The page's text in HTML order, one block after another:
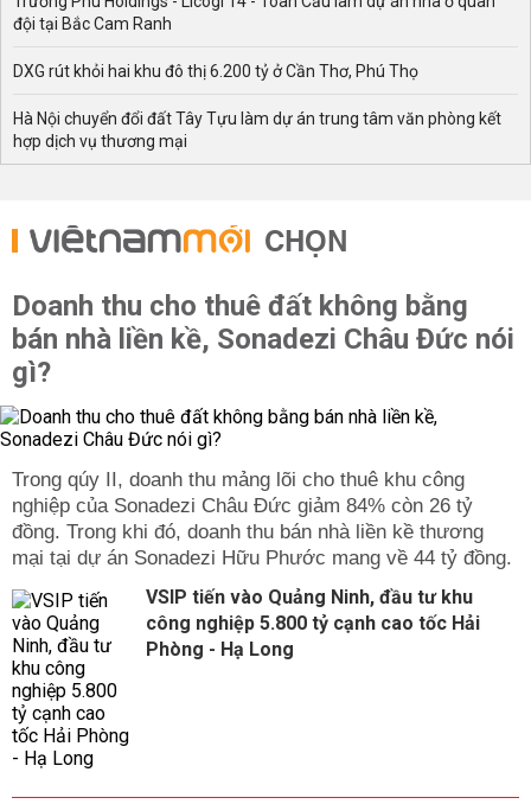
đội tại Bắc Cam Ranh
DXG rút khỏi hai khu đô thị 6.200 tỷ ở Cần Thơ, Phú Thọ
Hà Nội chuyển đổi đất Tây Tựu làm dự án trung tâm văn phòng kết
hợp dịch vụ thương mại
CHỌN
Doanh thu cho thuê đất không bằng
bán nhà liền kề, Sonadezi Châu Đức nói
gì?
Trong qúy II, doanh thu mảng lõi cho thuê khu công
nghiệp của Sonadezi Châu Đức giảm 84% còn 26 tỷ
đồng. Trong khi đó, doanh thu bán nhà liền kề thương
mại tại dự án Sonadezi Hữu Phước mang về 44 tỷ đồng.
VSIP tiến vào Quảng Ninh, đầu tư khu
công nghiệp 5.800 tỷ cạnh cao tốc Hải
Phòng - Hạ Long